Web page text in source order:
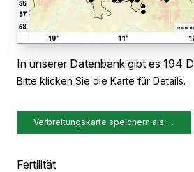
In unserer Datenbank gibt es 194
Bitte klicken Sie die Karte für Details.
Verbreitungskarte speichern als …
Fertilität